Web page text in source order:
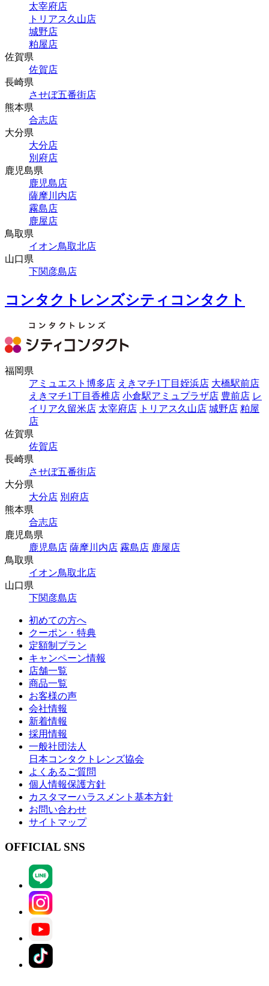
太宰府店
トリアス久山店
城野店
粕屋店
佐賀県
佐賀店
長崎県
させぼ五番街店
熊本県
合志店
大分県
大分店
別府店
鹿児島県
鹿児島店
薩摩川内店
霧島店
鹿屋店
鳥取県
イオン鳥取北店
山口県
下関彦島店
コンタクトレンズシティコンタクト
福岡県
アミュエスト博多店 えきマチ1丁目姪浜店 大橋駅前店
えきマチ1丁目香椎店 小倉駅アミュプラザ店 豊前店 レ
イリア久留米店 太宰府店 トリアス久山店 城野店 粕屋
店
佐賀県
佐賀店
長崎県
させぼ五番街店
大分県
大分店 別府店
熊本県
合志店
鹿児島県
鹿児島店 薩摩川内店 霧島店 鹿屋店
鳥取県
イオン鳥取北店
山口県
下関彦島店
初めての方へ
クーポン・特典
定額制プラン
キャンペーン情報
店舗一覧
商品一覧
お客様の声
会社情報
新着情報
採用情報
一般社団法人
日本コンタクトレンズ協会
よくあるご質問
個人情報保護方針
カスタマーハラスメント基本方針
お問い合わせ
サイトマップ
OFFICIAL SNS